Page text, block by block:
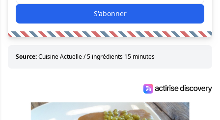
S'abonner
Source:Cuisine Actuelle / 5 ingrédients 15 minutes